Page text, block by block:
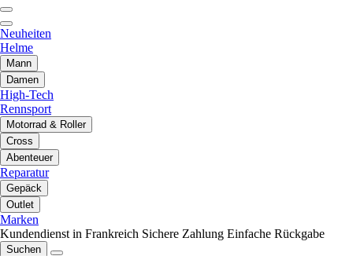
Neuheiten
Helme
Mann
Damen
High-Tech
Rennsport
Motorrad & Roller
Cross
Abenteuer
Reparatur
Gepäck
Outlet
Marken
Kundendienst in Frankreich Sichere Zahlung Einfache Rückgabe
Suchen